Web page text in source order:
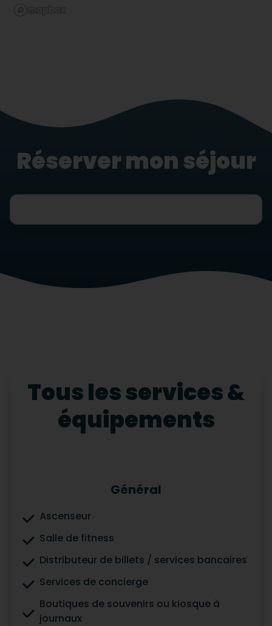
Réserver mon séjour
Tous les services &
équipements
Général
Ascenseur
Salle de fitness
Distributeur de billets / services bancaires
Services de concierge
Boutiques de souvenirs ou kiosque à
journaux